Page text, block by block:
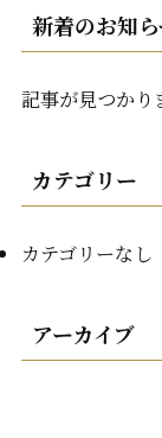
新着のお知
記事が見つかり
カテゴリー
カテゴリーなし
アーカイブ